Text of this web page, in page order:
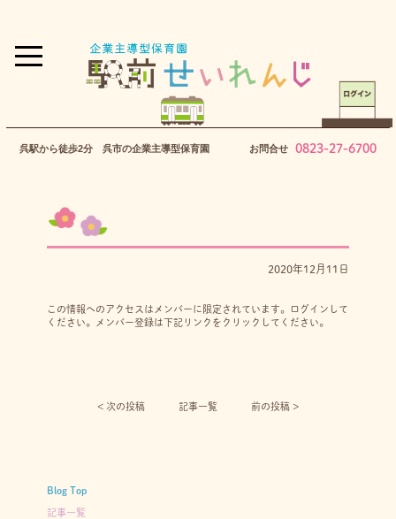
呉駅から徒歩2分 呉市の企業主導型保育園 お問合せ 0823-27-6700
2020年12月11日
この情報へのアクセスはメンバーに限定されています。ログインして
ください。メンバー登録は下記リンクをクリックしてください。
< 次の投稿︎ 記事一覧 前の投稿 >
Blog Top
記事一覧